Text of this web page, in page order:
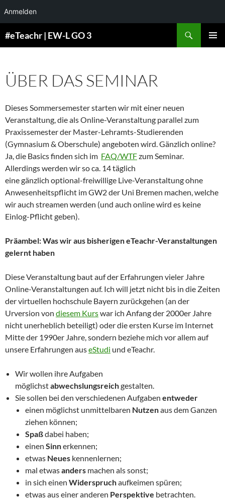
Anmelden
Inhalt
#eTeachr | EW-L GO 3
ÜBER DAS SEMINAR
Dieses Sommersemester starten wir mit einer neuen
Veranstaltung, die als Online-Veranstaltung parallel zum
Praxissemester der Master-Lehramts-Studierenden
(Gymnasium & Oberschule) angeboten wird. Gänzlich online?
Ja, die Basics finden sich im FAQ/WTFzum Seminar.
Allerdings werden wir so ca. 14 täglich
eine gänzlich optional-freiwillige Live-Veranstaltung ohne
Anwesenheitspflicht im GW2 der Uni Bremen machen, welche
wir auch streamen werden (und auch online wird es keine
Einlog-Pflicht geben).
Präambel: Was wir aus bisherigen eTeachr-Veranstaltungen
gelernt haben
Diese Veranstaltung baut auf der Erfahrungen vieler Jahre
Online-Veranstaltungen auf. Ich will jetzt nicht bis in die Zeiten
der virtuellen hochschule Bayern zurückgehen (an der
Urversion von diesem Kurswar ich Anfang der 2000er Jahre
nicht unerheblich beteiligt) oder die ersten Kurse im Internet
Mitte der 1990er Jahre, sondern beziehe mich vor allem auf
unsere Erfahrungen auseStudi und eTeachr.
Wir wollen ihre Aufgaben
möglichstabwechslungsreichgestalten.
Sie sollen bei den verschiedenen Aufgaben entweder
einen möglichst unmittelbaren Nutzenaus dem Ganzen
ziehen können;
Spaßdabei haben;
einen Sinnerkennen;
etwas Neues kennenlernen;
mal etwasanders machen als sonst;
in sich einen Widerspruchaufkeimen spüren;
etwas aus einer anderen Perspektive betrachten.